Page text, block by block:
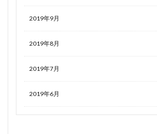
2019年9月
2019年8月
2019年7月
2019年6月